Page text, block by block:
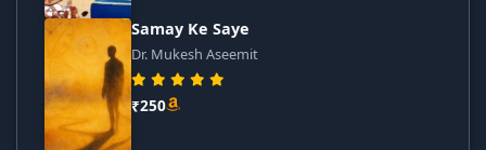
Samay Ke Saye
Dr. Mukesh Aseemit
₹250